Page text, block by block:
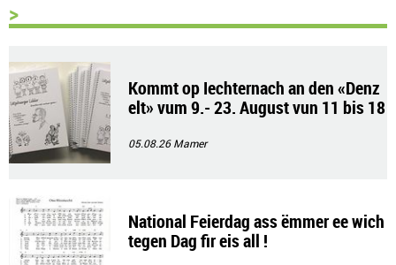
>
Kommt op Iechternach an den «Denz
elt» vum 9.- 23. August vun 11 bis 18
05.08.26Mamer
National Feierdag ass ëmmer ee wich
tegen Dag fir eis all !